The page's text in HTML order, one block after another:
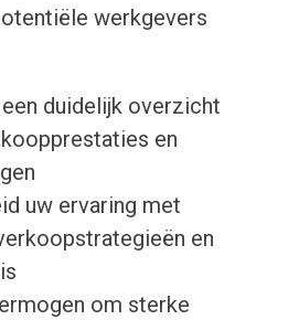
werkgevers
duidelijk overzicht
en
uw ervaring met
en
om sterke